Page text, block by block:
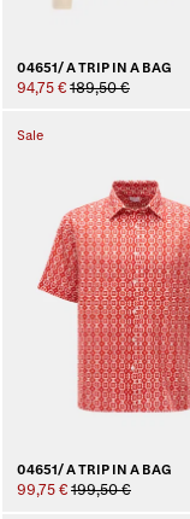
04651/ A TRIP IN A BAG
94,75 € 189,50 €
Sale
04651/ A TRIP IN A BAG
99,75 € 199,50 €